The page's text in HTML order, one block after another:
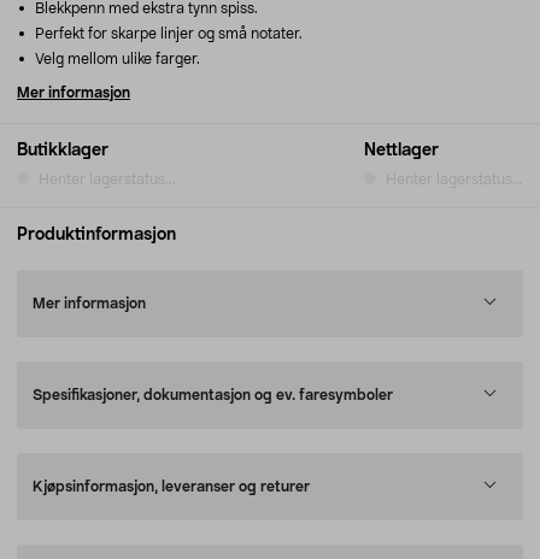
Butikklager
Henter lagerstatus...
Nettlager
Henter lagerstatus...
Blekkpenn med ekstra tynn spiss.
Perfekt for skarpe linjer og små notater.
Velg mellom ulike farger.
Mer informasjon
Produktinformasjon
Mer informasjon
Spesifikasjoner, dokumentasjon og ev. faresymboler
Kjøpsinformasjon, leveranser og returer